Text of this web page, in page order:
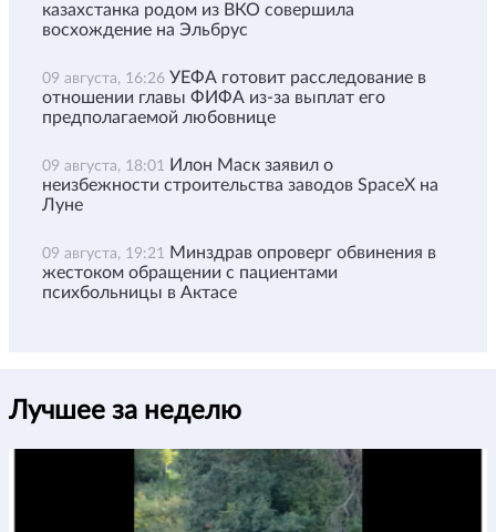
казахстанка родом из ВКО совершила
восхождение на Эльбрус
09 августа, 16:26 УЕФА готовит расследование в
отношении главы ФИФА из-за выплат его
предполагаемой любовнице
09 августа, 18:01 Илон Маск заявил о
неизбежности строительства заводов SpaceX на
Луне
09 августа, 19:21 Минздрав опроверг обвинения в
жестоком обращении с пациентами
психбольницы в Актасе
Лучшее за неделю